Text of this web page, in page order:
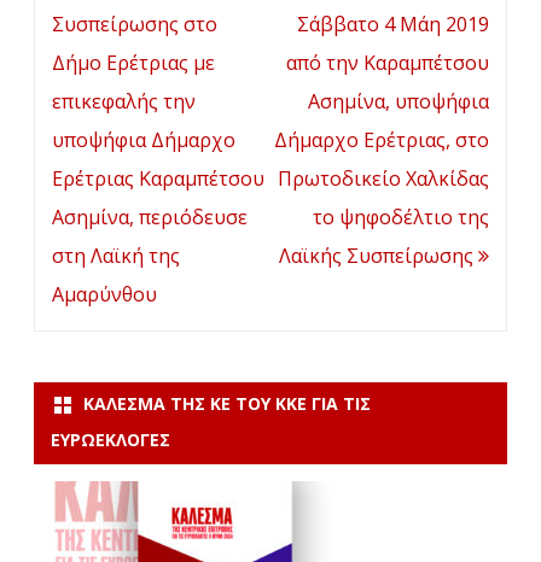
άρθρων
Συσπείρωσης στο
Δήμο Ερέτριας με
επικεφαλής την
υποψήφια Δήμαρχο
Ερέτριας Καραμπέτσου
Ασημίνα, περιόδευσε
στη Λαϊκή της
Αμαρύνθου
Σάββατο 4 Μάη 2019
από την Καραμπέτσου
Ασημίνα, υποψήφια
Δήμαρχο Ερέτριας, στο
Πρωτοδικείο Χαλκίδας
το ψηφοδέλτιο της
Λαϊκής Συσπείρωσης
ΚΆΛΕΣΜΑ ΤΗΣ ΚΕ ΤΟΥ ΚΚΕ ΓΙΑ ΤΙΣ
ΕΥΡΩΕΚΛΟΓΈΣ